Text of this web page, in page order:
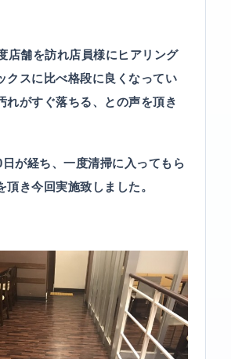
店舗を訪れ店員様にヒアリング
クスに比べ格段に良くなってい
れがすぐ落ちる、との声を頂き
が経ち、一度清掃に入ってもら
頂き今回実施致しました。